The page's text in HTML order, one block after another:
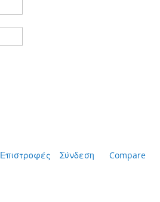
Επιστροφές Σύνδεση Compare